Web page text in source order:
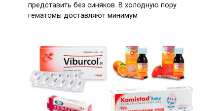
представить без синяков. В холодную пору
гематомы доставляют минимум